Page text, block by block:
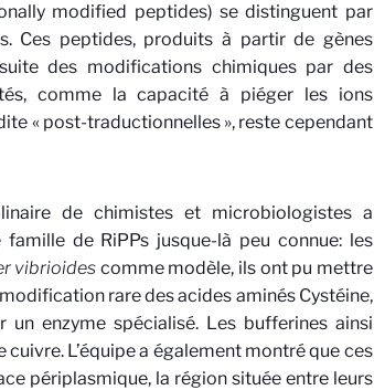
modified peptides) se distinguent par
Ces peptides, produits à partir de gènes
des modifications chimiques par des
comme la capacité à piéger les ions
« post-traductionnelles », reste cependant
de chimistes et microbiologistes a
de RiPPs jusque-là peu connue: les
vibrioides comme modèle, ils ont pu mettre
rare des acides aminés Cystéine,
enzyme spécialisé. Les bufferines ainsi
L’équipe a également montré que ces
périplasmique, la région située entre leurs